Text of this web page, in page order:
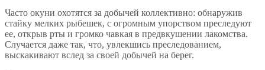
Часто окуни охотятся за добычей коллективно: обнаружив
стайку мелких рыбешек, с огромным упорством преследуют
ее, открыв рты и громко чавкая в предвкушении лакомства.
Случается даже так, что, увлекшись преследованием,
выскакивают вслед за своей добычей на берег.